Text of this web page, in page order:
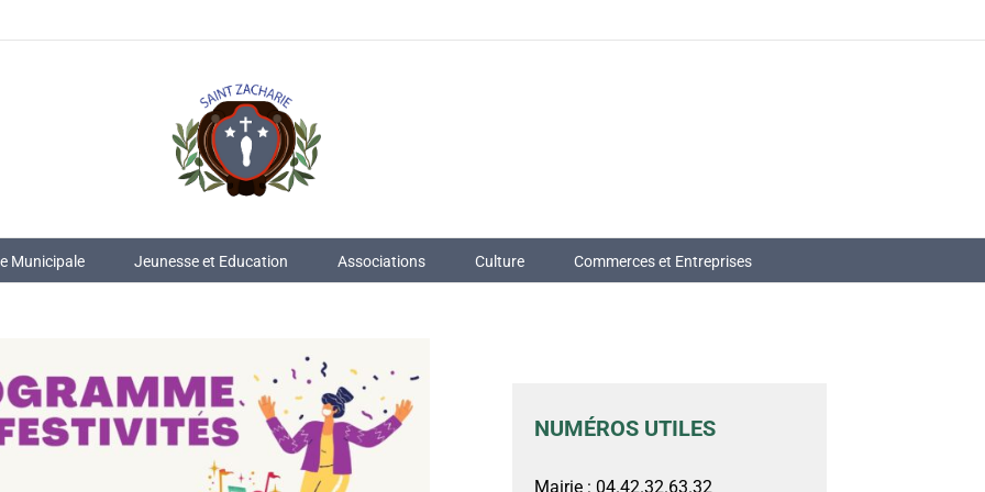
Municipale Jeunesse et Education Associations Culture Commerces et Entreprises
NUMÉROS UTILES
Mairie : 04.42.32.63.32